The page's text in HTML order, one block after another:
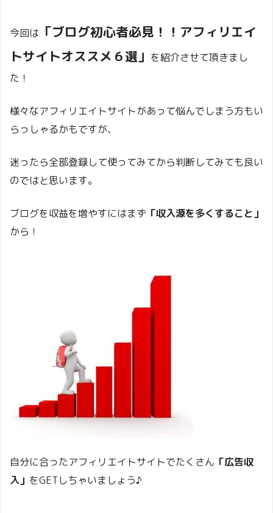
今回は 「ブログ初心者必見！！アフィリエイ
トサイトオススメ６選」 を紹介させて頂きまし
た！
様々なアフィリエイトサイトがあって悩んでしまう方もい
らっしゃるかもですが、
迷ったら全部登録して使ってみてから判断してみても良い
のではと思います。
ブログを収益を増やすにはまず 「収入源を多くすること」
から！
自分に合ったアフィリエイトサイトでたくさん 「広告収
入」 をGETしちゃいましょう♪